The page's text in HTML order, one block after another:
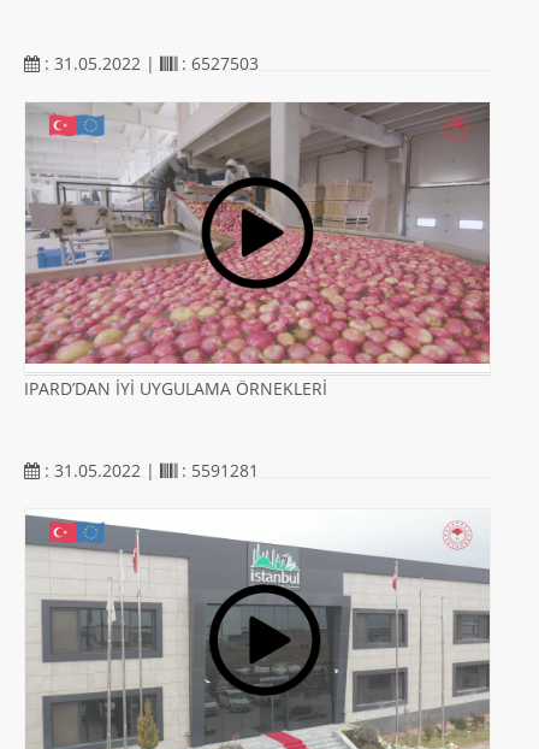
: 31.05.2022 | : 6527503
IPARD’DAN İYİ UYGULAMA ÖRNEKLERİ
: 31.05.2022 | : 5591281